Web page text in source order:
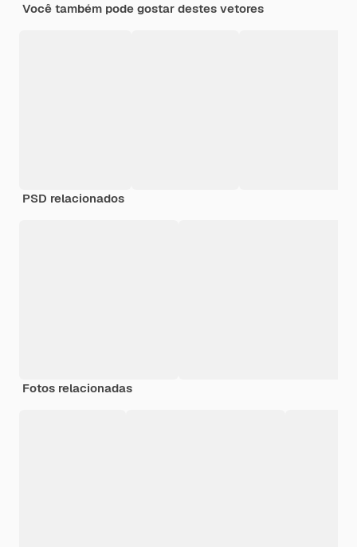
Você também pode gostar destes vetores
PSD relacionados
Fotos relacionadas